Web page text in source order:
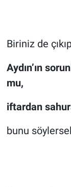
Biriniz de
Aydın’ın
mu,
iftardan
bunu